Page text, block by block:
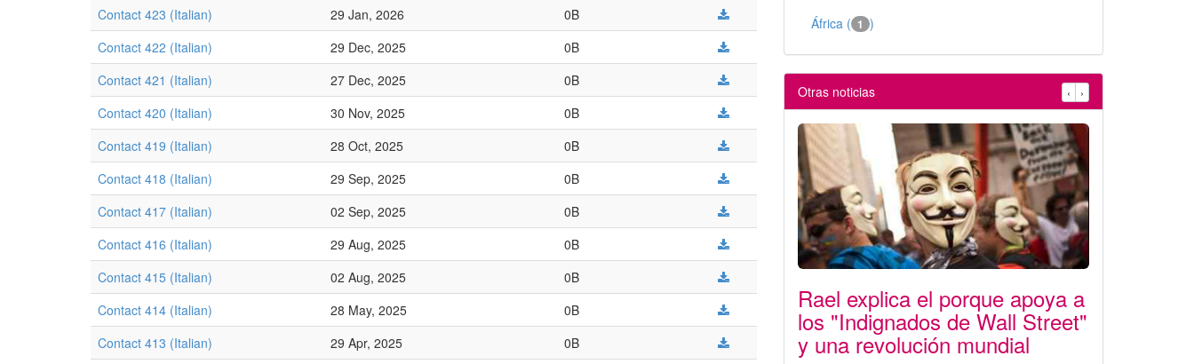
Contact 423 (Italian) 29 Jan, 2026
0B
Contact 422 (Italian)
29 Dec, 2025
0B
Contact 421 (Italian)
27 Dec, 2025
0B
Contact 420 (Italian)
30 Nov, 2025
0B
Contact 419 (Italian)
28 Oct, 2025
0B
Contact 418 (Italian)
29 Sep, 2025
0B
Contact 417 (Italian)
02 Sep, 2025
0B
Contact 416 (Italian)
29 Aug, 2025
0B
Contact 415 (Italian)
02 Aug, 2025
0B
Contact 414 (Italian)
28 May, 2025
0B
Contact 413 (Italian)
29 Apr, 2025
0B
África ( 1 )
Otras noticias ‹ ›
Rael explica el porque apoya a
los "Indignados de Wall Street"
y una revolución mundial